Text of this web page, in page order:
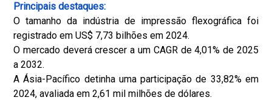
Principais destaques:
O tamanho da indústria de impressão flexográfica foi
registrado em US$ 7,73 bilhões em 2024.
O mercado deverá crescer a um CAGR de 4,01% de 2025
a 2032.
A Ásia-Pacífico detinha uma participação de 33,82% em
2024, avaliada em 2,61 mil milhões de dólares.